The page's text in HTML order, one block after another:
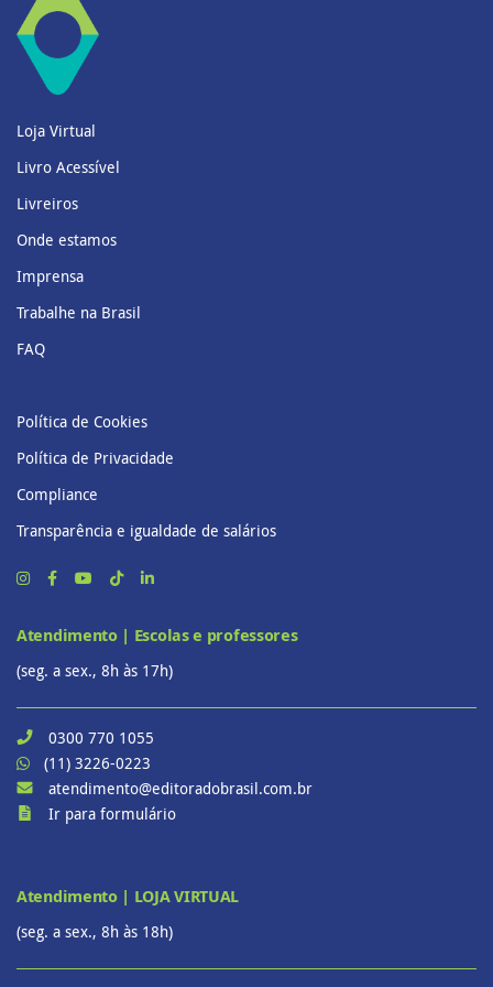
Loja Virtual
Livro Acessível
Livreiros
Onde estamos
Imprensa
Trabalhe na Brasil
FAQ
Política de Cookies
Política de Privacidade
Compliance
Transparência e igualdade de salários
Atendimento | Escolas e professores
(seg. a sex., 8h às 17h)
0300 770 1055
(11) 3226-0223
atendimento@editoradobrasil.com.br
Ir para formulário
Atendimento | LOJA VIRTUAL
(seg. a sex., 8h às 18h)